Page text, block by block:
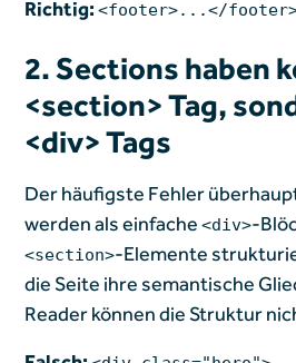
Richtig: <footer>...</
2. Sections haben
<section> Tag,
<div> Tags
Der häufigste Fehler
werden als einfache<div>-
<section>-Elemente
die Seite ihre semantische
Reader können die Struktur